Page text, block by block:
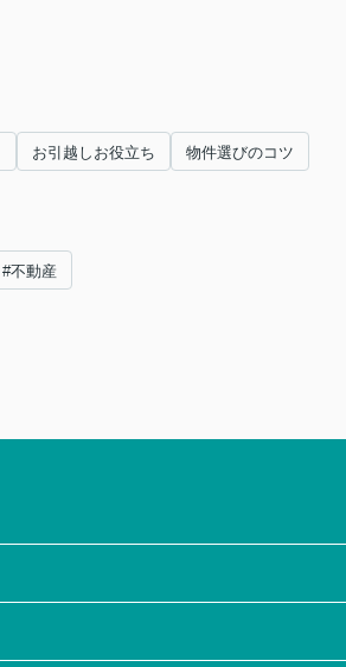
お引越しお役立ち 物件選びのコツ
#不動産